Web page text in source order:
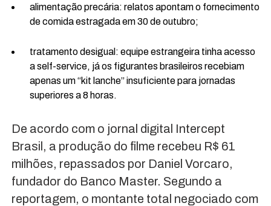
alimentação precária: relatos apontam o fornecimento
de comida estragada em 30 de outubro;
tratamento desigual: equipe estrangeira tinha acesso
a self-service, já os figurantes brasileiros recebiam
apenas um “kit lanche” insuficiente para jornadas
superiores a 8 horas.
De acordo com o jornal digital Intercept
Brasil, a produção do filme recebeu R$ 61
milhões, repassados por Daniel Vorcaro,
fundador do Banco Master. Segundo a
reportagem, o montante total negociado com